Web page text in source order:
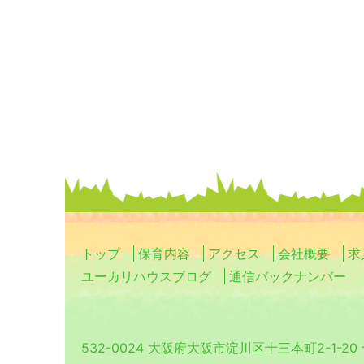
トップ 保育内容 アクセス 会社概要
求
ユーカリハウスブログ
通信バックナンバー
532-0024 大阪府大阪市淀川区十三本町2-1-20